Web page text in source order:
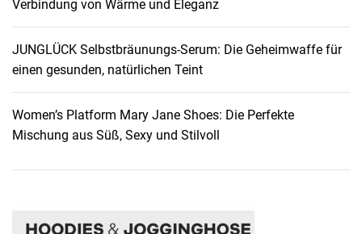
Verbindung von Wärme und Eleganz
JUNGLÜCK Selbstbräunungs-Serum: Die Geheimwaffe für
einen gesunden, natürlichen Teint
Women’s Platform Mary Jane Shoes: Die Perfekte
Mischung aus Süß, Sexy und Stilvoll